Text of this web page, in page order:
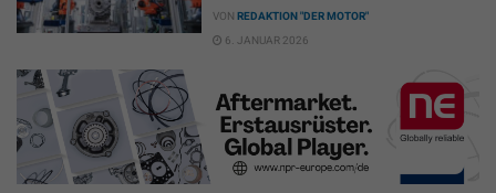
VON REDAKTION "DER MOTOR"
6. JANUAR 2026